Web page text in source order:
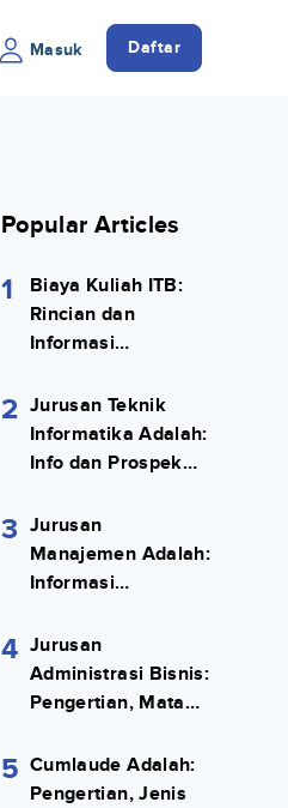
Masuk Daftar
Popular Articles
1
Biaya Kuliah ITB:
Rincian dan
Informasi
2 Jurusan Teknik
Informatika Adalah:
Info dan Prospek
3 Jurusan
Manajemen Adalah:
Informasi
4 Jurusan
Administrasi Bisnis:
Pengertian, Mata
Kerja Lengkap
5 Cumlaude Adalah:
Pengertian, Jenis